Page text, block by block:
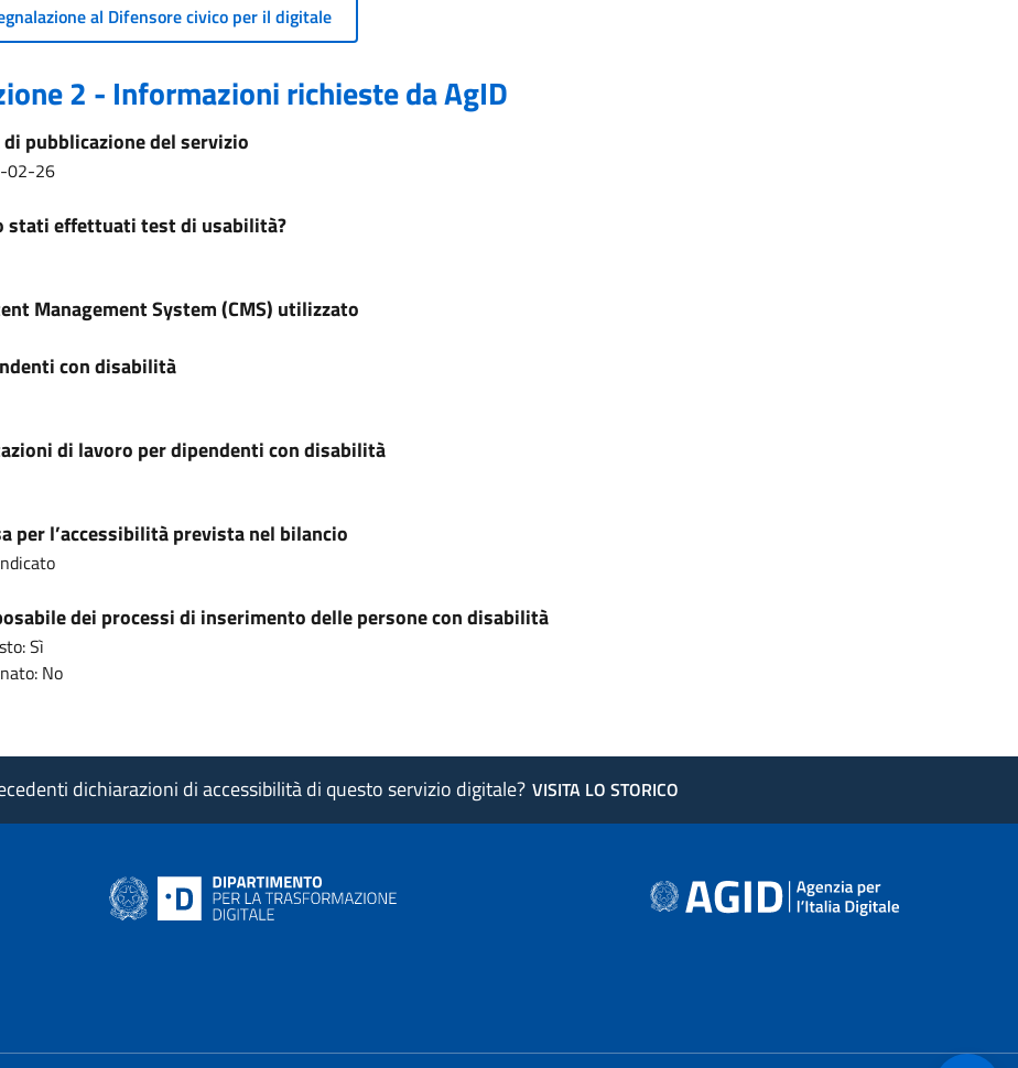
al Difensore civico per il digitale
2 - Informazioni richieste da AgID
di pubblicazione del servizio
02-26
stati effettuati test di usabilità?
Management System (CMS) utilizzato
con disabilità
di lavoro per dipendenti con disabilità
per l’accessibilità prevista nel bilancio
dei processi di inserimento delle persone con disabilità
Sì
No
dichiarazioni di accessibilità di questo servizio digitale? VISITA LO STORICO